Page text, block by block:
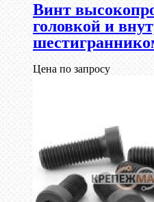
Винт
головкой и
Цена по запросу